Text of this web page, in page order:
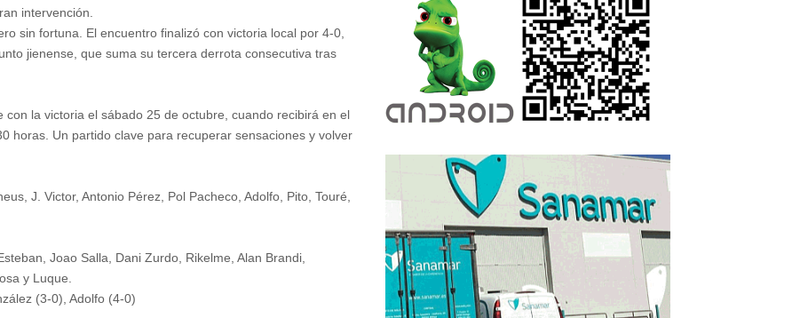
intervención.
sin fortuna. El encuentro finalizó con victoria local por 4-0,
jienense, que suma su tercera derrota consecutiva tras
la victoria el sábado 25 de octubre, cuando recibirá en el
horas. Un partido clave para recuperar sensaciones y volver
J. Victor, Antonio Pérez, Pol Pacheco, Adolfo, Pito, Touré,
Joao Salla, Dani Zurdo, Rikelme, Alan Brandi,
y Luque.
(3-0), Adolfo (4-0)